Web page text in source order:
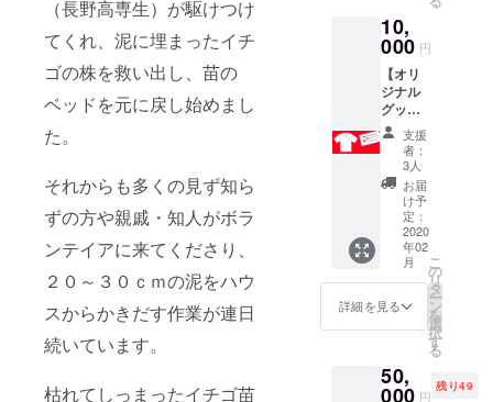
（長野高専生）が駆けつけ
てくれ、泥に埋まったイチ
ゴの株を救い出し、苗の
ベッドを元に戻し始めまし
た。
それからも多くの見ず知ら
ずの方や親戚・知人がボラ
ンテイアに来てくださり、
２０～３０ｃｍの泥をハウ
スからかきだす作業が連日
続いています。
枯れてしっまったイチゴ苗
方は支
援時、
必ず備
考欄に
ご希望
のお名
前をご
記入く
ださ
い。
2020年
3月以降
してい
ます
が、復
興の状
況によ
り前後
いたし
ます。
また、
ご支援
多数の
場合
次発送
となり
れる場
合がご
いただ
ける金
額
（10,00
0円～）
を申込
画面に
てご入
力くだ
さい。
※イチゴ
狩りは
休業期
間があ
ります
ので、
営業日
確認の
上お越
瓶を3本
をお届
けしま
す。 更
に、長
野ベ
リー
ファー
ムオ
フィ
シャル
サイト
の特設
ページ
にお名
前を掲
載しま
ご支援
いただ
10,
000 円
【オリ
ジナル
グッズ
プラ
ン】 実
行委員
会より
お礼の
サンク
スメー
ルにプ
ラスし
て、プ
ロジェ
クトロ
ゴが
ワンポ
イントT
支援
者：
3人
お届
け予
定：
2020
年02
月
詳細を見る
こ
の
リ
タ
ー
ン
を
選
択
す
る
50,
000 円
残り49